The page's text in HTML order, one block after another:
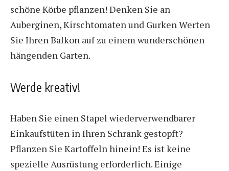
schöne Körbe pflanzen! Denken Sie an
Auberginen, Kirschtomaten und GurkenWerten
Sie Ihren Balkon aufzu einem wunderschönen
hängenden Garten.
Werde kreativ!
Haben Sie einen Stapel wiederverwendbarer
Einkaufstüten in Ihren Schrank gestopft?
Pflanzen Sie Kartoffeln hinein! Es ist keine
spezielle Ausrüstung erforderlich. Einige